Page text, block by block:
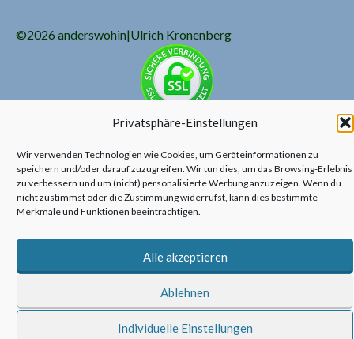
Privatsphäre-Einstellungen
Wir verwenden Technologien wie Cookies, um Geräteinformationen zu
speichern und/oder darauf zuzugreifen. Wir tun dies, um das Browsing-Erlebnis
zu verbessern und um (nicht) personalisierte Werbung anzuzeigen. Wenn du
nicht zustimmst oder die Zustimmung widerrufst, kann dies bestimmte
Merkmale und Funktionen beeinträchtigen.
Alle akzeptieren
Ablehnen
Individuelle Einstellungen
©2026 anderswohin|Ulrich Kronenberg